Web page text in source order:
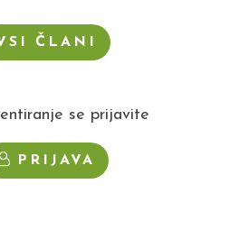
ČLANI
se prijavite
PRIJAVA